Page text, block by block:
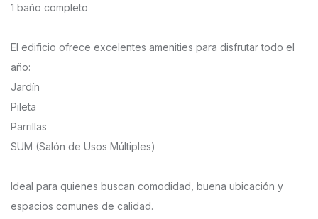
1 baño completo
El edificio ofrece excelentes amenities para disfrutar todo el
año:
Jardín
Pileta
Parrillas
SUM (Salón de Usos Múltiples)
Ideal para quienes buscan comodidad, buena ubicación y
espacios comunes de calidad.